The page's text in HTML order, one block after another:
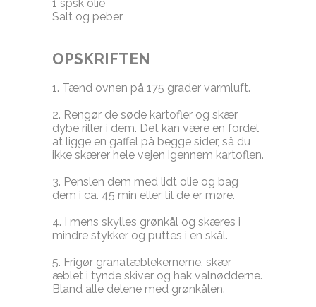
1 spsk olie
Salt og peber
OPSKRIFTEN
1. Tænd ovnen på 175 grader varmluft.
2. Rengør de søde kartofler og skær
dybe riller i dem. Det kan være en fordel
at ligge en gaffel på begge sider, så du
ikke skærer hele vejen igennem kartoflen.
3. Penslen dem med lidt olie og bag
dem i ca. 45 min eller til de er møre.
4. I mens skylles grønkål og skæres i
mindre stykker og puttes i en skål.
5. Frigør granatæblekernerne, skær
æblet i tynde skiver og hak valnødderne.
Bland alle delene med grønkålen.